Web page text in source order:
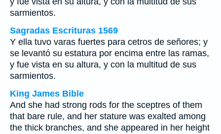
sarmientos.
Sagradas Escrituras 1569
Y ella tuvo varas fuertes para cetros de señores; y
se levantó su estatura por encima entre las ramas,
y fue vista en su altura, y con la multitud de sus
sarmientos.
King James Bible
And she had strong rods for the sceptres of them
that bare rule, and her stature was exalted among
the thick branches, and she appeared in her height